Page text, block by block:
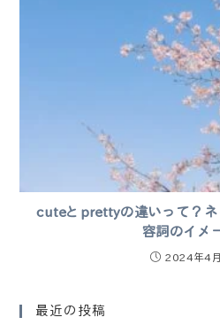
cuteとprettyの違いって？
容詞のイメ
2024年4
最近の投稿